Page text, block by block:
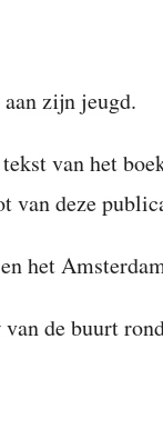
zijn jeugd.
van het
van deze
het
de buurt